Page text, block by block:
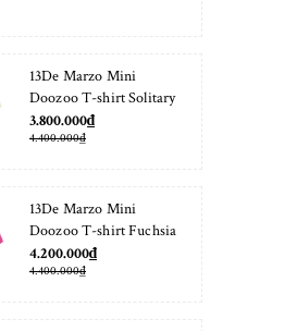
13De Marzo Mini
Doozoo T-shirt Solitary
Star
3.800.000₫
4.400.000₫
13De Marzo Mini
Doozoo T-shirt Fuchsia
Fedora
4.200.000₫
4.400.000₫